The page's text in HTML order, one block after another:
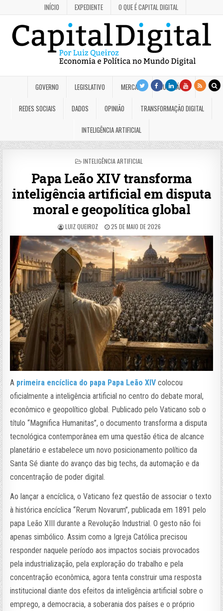
INÍCIO EXPEDIENTE O QUE É CAPITAL DIGITAL
GOVERNO LEGISLATIVO MERCADO JUDICIÁRIO
REDES SOCIAIS DADOS OPINIÃO TRANSFORMAÇÃO DIGITAL
INTELIGÊNCIA ARTIFICIAL
POSTED
INTELIGÊNCIA ARTIFICIAL
Papa Leão XIV transforma
inteligência artificial em disputa
moral e geopolítica global
LUIZ QUEIROZ 25 DE MAIO DE 2026
A primeira encíclica do papa Papa Leão XIV colocou
oficialmente a inteligência artificial no centro do debate moral,
econômico e geopolítico global. Publicado pelo Vaticano sob o
título “Magnifica Humanitas”, o documento transforma a disputa
tecnológica contemporânea em uma questão ética de alcance
planetário e estabelece um novo posicionamento político da
Santa Sé diante do avanço das big techs, da automação e da
concentração de poder digital.
Ao lançar a encíclica, o Vaticano fez questão de associar o texto
à histórica encíclica “Rerum Novarum”, publicada em 1891 pelo
papa Leão XIII durante a Revolução Industrial. O gesto não foi
apenas simbólico. Assim como a Igreja Católica precisou
responder naquele período aos impactos sociais provocados
pela industrialização, pela exploração do trabalho e pela
concentração econômica, agora tenta construir uma resposta
institucional diante dos efeitos da inteligência artificial sobre o
emprego, a democracia, a soberania dos países e o próprio